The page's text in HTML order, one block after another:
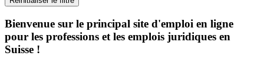
Bienvenue sur le principal site d'emploi en ligne
pour les professions et les emplois juridiques en
Suisse !